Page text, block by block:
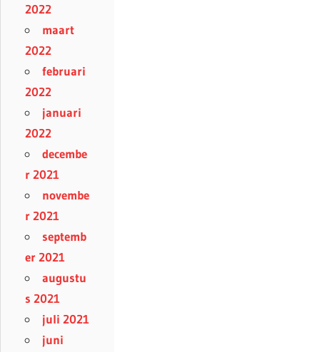
2022
maart
2022
februari
2022
januari
2022
decembe
r 2021
novembe
r 2021
septemb
er 2021
augustu
s 2021
juli 2021
juni